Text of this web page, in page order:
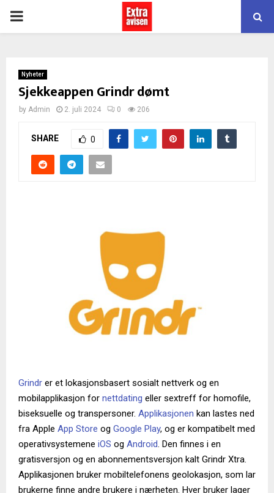
PRIMARY
Nyheter
Sjekkeappen Grindr dømt
by Admin 2. juli 2024 0 206
SHARE 0
Grindr er et lokasjonsbasert sosialt nettverk og en
mobilapplikasjon for nettdating eller sextreff for homofile,
biseksuelle og transpersoner. Applikasjonen kan lastes ned
fra Apple App Store og Google Play, og er kompatibelt med
operativsystemene iOS og Android. Den finnes i en
gratisversjon og en abonnementsversjon kalt Grindr Xtra.
Applikasjonen bruker mobiltelefonens geolokasjon, som lar
brukerne finne andre brukere i nærheten. Hver bruker lager